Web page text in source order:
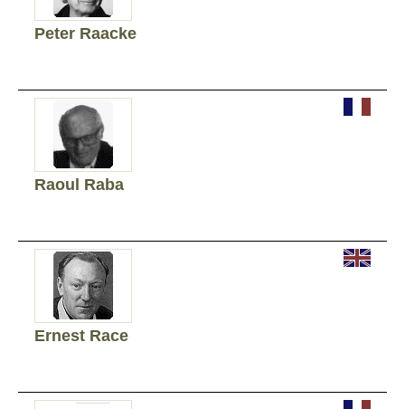
Peter Raacke
Raoul Raba
Ernest Race